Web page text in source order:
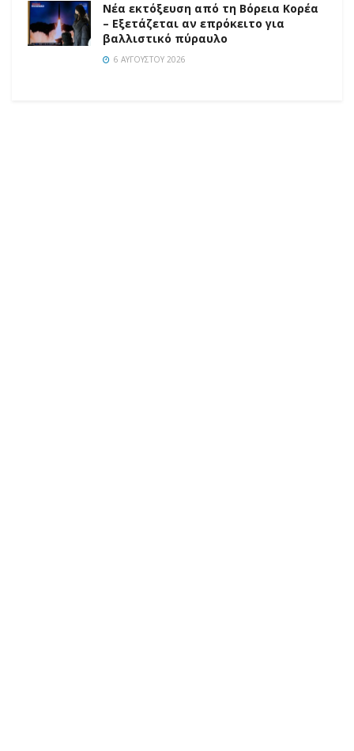
Νέα εκτόξευση από τη Βόρεια Κορέα
– Εξετάζεται αν επρόκειτο για
βαλλιστικό πύραυλο
6 ΑΥΓΟΎΣΤΟΥ 2026